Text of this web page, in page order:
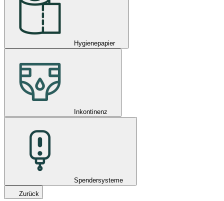
Hygienepapier
Inkontinenz
Spendersysteme
Zurück